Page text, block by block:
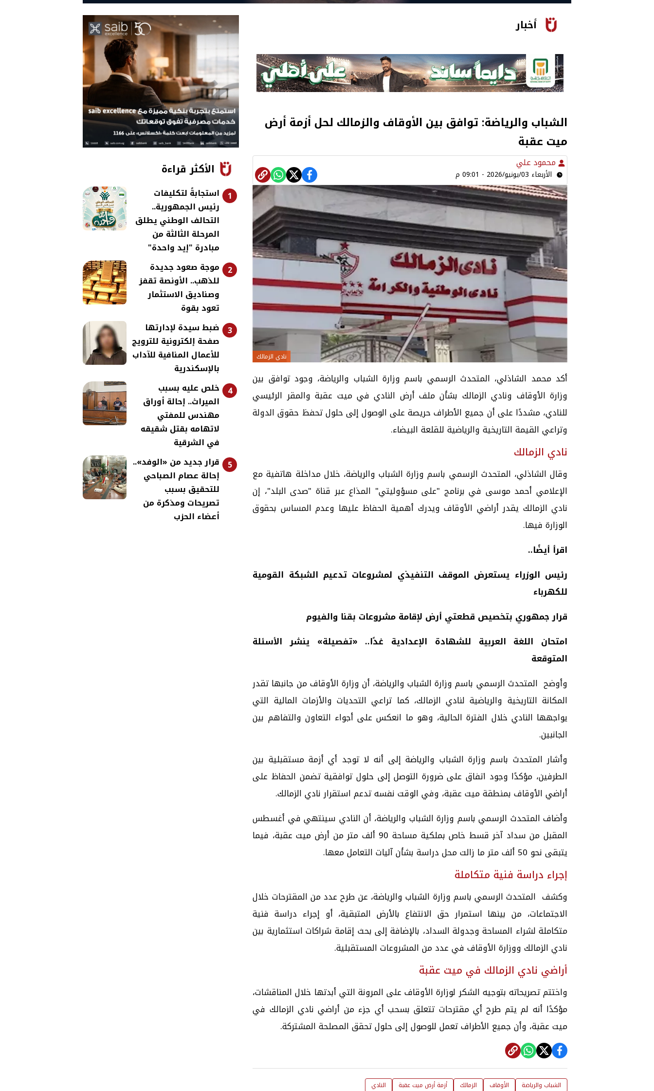
أخبار
الشباب والرياضة: توافق بين الأوقاف والزمالك لحل أزمة أرض
ميت عقبة
محمود علي
الأربعاء 03/يونيو/2026 - 09:01 م
نادي الزمالك
أكد محمد الشاذلي، المتحدث الرسمي باسم وزارة الشباب والرياضة، وجود توافق بين
وزارة الأوقاف ونادي الزمالك بشأن ملف أرض النادي في ميت عقبة والمقر الرئيسي
للنادي، مشددًا على أن جميع الأطراف حريصة على الوصول إلى حلول تحفظ حقوق الدولة
وتراعي القيمة التاريخية والرياضية للقلعة البيضاء.
نادي الزمالك
وقال الشاذلي، المتحدث الرسمي باسم وزارة الشباب والرياضة، خلال مداخلة هاتفية مع
الإعلامي أحمد موسى في برنامج "على مسؤوليتي" المذاع عبر قناة "صدى البلد"، إن
نادي الزمالك يقدر أراضي الأوقاف ويدرك أهمية الحفاظ عليها وعدم المساس بحقوق
الوزارة فيها.
اقرأ أيضًا..
رئيس الوزراء يستعرض الموقف التنفيذي لمشروعات تدعيم الشبكة القومية
للكهرباء
قرار جمهوري بتخصيص قطعتي أرض لإقامة مشروعات بقنا والفيوم
امتحان اللغة العربية للشهادة الإعدادية غدًا.. «تفصيلة» ينشر الأسئلة
المتوقعة
وأوضح المتحدث الرسمي باسم وزارة الشباب والرياضة، أن وزارة الأوقاف من جانبها تقدر
المكانة التاريخية والرياضية لنادي الزمالك، كما تراعي التحديات والأزمات المالية التي
يواجهها النادي خلال الفترة الحالية، وهو ما انعكس على أجواء التعاون والتفاهم بين
الجانبين.
وأشار المتحدث باسم وزارة الشباب والرياضة إلى أنه لا توجد أي أزمة مستقبلية بين
الطرفين، مؤكدًا وجود اتفاق على ضرورة التوصل إلى حلول توافقية تضمن الحفاظ على
أراضي الأوقاف بمنطقة ميت عقبة، وفي الوقت نفسه تدعم استقرار نادي الزمالك.
وأضاف المتحدث الرسمي باسم وزارة الشباب والرياضة، أن النادي سينتهي في أغسطس
المقبل من سداد آخر قسط خاص بملكية مساحة 90 ألف متر من أرض ميت عقبة، فيما
يتبقى نحو 50 ألف متر ما زالت محل دراسة بشأن آليات التعامل معها.
إجراء دراسة فنية متكاملة
وكشف المتحدث الرسمي باسم وزارة الشباب والرياضة، عن طرح عدد من المقترحات خلال
الاجتماعات، من بينها استمرار حق الانتفاع بالأرض المتبقية، أو إجراء دراسة فنية
متكاملة لشراء المساحة وجدولة السداد، بالإضافة إلى بحث إقامة شراكات استثمارية بين
نادي الزمالك ووزارة الأوقاف في عدد من المشروعات المستقبلية.
أراضي نادي الزمالك في ميت عقبة
واختتم تصريحاته بتوجيه الشكر لوزارة الأوقاف على المرونة التي أبدتها خلال المناقشات،
مؤكدًا أنه لم يتم طرح أي مقترحات تتعلق بسحب أي جزء من أراضي نادي الزمالك في
ميت عقبة، وأن جميع الأطراف تعمل للوصول إلى حلول تحقق المصلحة المشتركة.
الشباب والرياضة الأوقاف الزمالك أزمة أرض ميت عقبة
النادي
الأكثر قراءة
1
استجابةً لتكليفات
رئيس الجمهورية..
التحالف الوطني يطلق
المرحلة الثالثة من
مبادرة "إيد واحدة"
2
موجة صعود جديدة
للذهب.. الأونصة تقفز
وصناديق الاستثمار
تعود بقوة
3 ضبط سيدة لإدارتها
صفحة إلكترونية للترويج
للأعمال المنافية للآداب
بالإسكندرية
4
خلص عليه بسبب
الميراث.. إحالة أوراق
مهندس للمفتي
لاتهامه بقتل شقيقه
في الشرقية
5
قرار جديد من «الوفد»..
إحالة عصام الصباحي
للتحقيق بسبب
تصريحات ومذكرة من
أعضاء الحزب